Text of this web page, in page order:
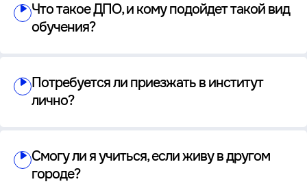
Что такое ДПО, и кому подойдет такой вид
обучения?
Потребуется ли приезжать в институт
лично?
Смогу ли я учиться, если живу в другом
городе?